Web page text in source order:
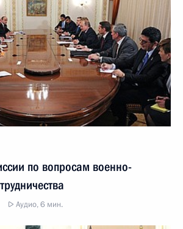
по вопросам военно-
Аудио, 6 мин.